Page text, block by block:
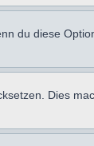
du diese
Dies